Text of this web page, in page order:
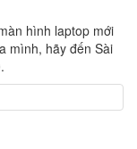
hình laptop mới
mình, hãy đến Sài